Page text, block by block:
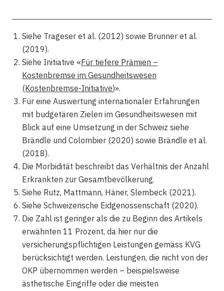
Siehe Trageser et al. (2012) sowie Brunner et al.
(2019).
Siehe Initiative «Für tiefere Prämien –
Kostenbremse im Gesundheitswesen
(Kostenbremse-Initiative)».
Für eine Auswertung internationaler Erfahrungen
mit budgetären Zielen im Gesundheitswesen mit
Blick auf eine Umsetzung in der Schweiz siehe
Brändle und Colombier (2020) sowie Brändle et al.
(2018).
Die Morbidität beschreibt das Verhältnis der Anzahl
Erkrankten zur Gesamtbevölkerung.
Siehe Rutz, Mattmann, Häner, Slembeck (2021).
Siehe Schweizerische Eidgenossenschaft (2020).
Die Zahl ist geringer als die zu Beginn des Artikels
erwähnten 11 Prozent, da hier nur die
versicherungspflichtigen Leistungen gemäss KVG
berücksichtigt werden. Leistungen, die nicht von der
OKP übernommen werden – beispielsweise
ästhetische Eingriffe oder die meisten